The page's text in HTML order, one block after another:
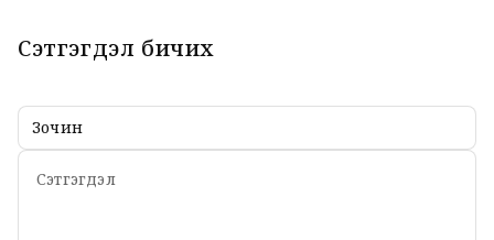
Сэтгэгдэл бичих